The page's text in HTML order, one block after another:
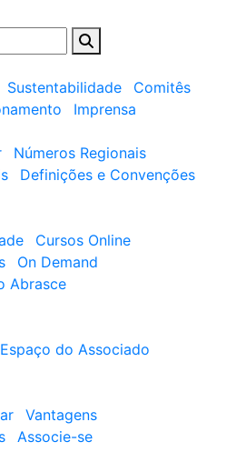
Sustentabilidade
Comitês
Imprensa
Números Regionais
Definições e Convenções
Cursos Online
On Demand
Abrasce
Espaço do Associado
Vantagens
Associe-se